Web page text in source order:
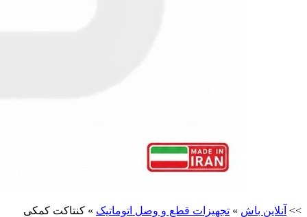
>> آنلاین باش » تجهیزات قطع و وصل اتوماتیک » کنتاکت کمکی